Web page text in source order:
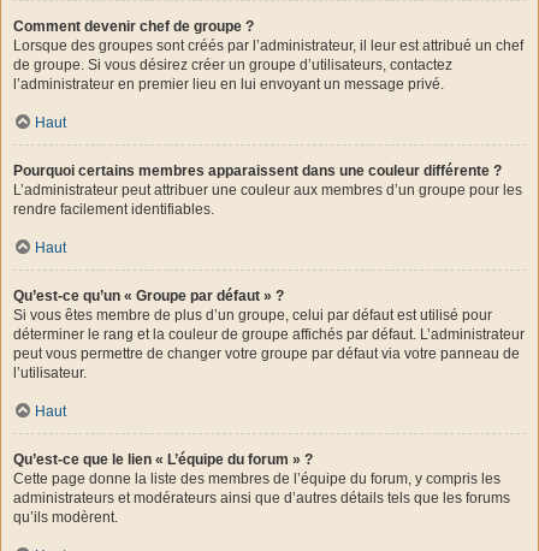
Comment devenir chef de groupe ?
Lorsque des groupes sont créés par l’administrateur, il leur est attribué un chef
de groupe. Si vous désirez créer un groupe d’utilisateurs, contactez
l’administrateur en premier lieu en lui envoyant un message privé.
Haut
Pourquoi certains membres apparaissent dans une couleur différente ?
L’administrateur peut attribuer une couleur aux membres d’un groupe pour les
rendre facilement identifiables.
Haut
Qu’est-ce qu’un « Groupe par défaut » ?
Si vous êtes membre de plus d’un groupe, celui par défaut est utilisé pour
déterminer le rang et la couleur de groupe affichés par défaut. L’administrateur
peut vous permettre de changer votre groupe par défaut via votre panneau de
l’utilisateur.
Haut
Qu’est-ce que le lien « L’équipe du forum » ?
Cette page donne la liste des membres de l’équipe du forum, y compris les
administrateurs et modérateurs ainsi que d’autres détails tels que les forums
qu’ils modèrent.